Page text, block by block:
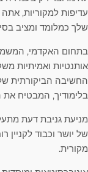
עדיפות למקוריות,
שלך כמלומד ומציב
בתחום האקדמי,
אותנטיות ואמיתיות
החשיבה הביקורתית
בלימודיך, המבטיח את
מניעת גניבת דעת
של יושר וכבוד לקניין
מקורית.